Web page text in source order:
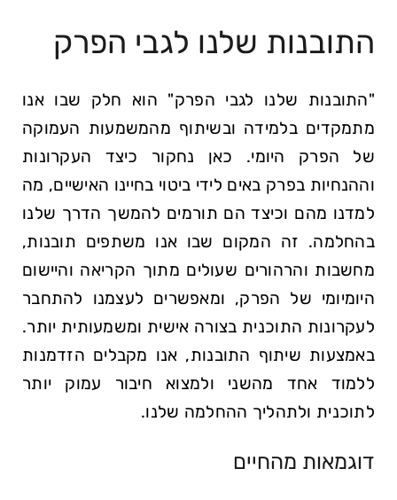
התובנות שלנו לגבי הפרק
"התובנות שלנו לגבי הפרק" הוא חלק שבו אנו
מתמקדים בלמידה ובשיתוף מהמשמעות העמוקה
של הפרק היומי. כאן נחקור כיצד העקרונות
וההנחיות בפרק באים לידי ביטוי בחיינו האישיים, מה
למדנו מהם וכיצד הם תורמים להמשך הדרך שלנו
בהחלמה. זה המקום שבו אנו משתפים תובנות,
מחשבות והרהורים שעולים מתוך הקריאה והיישום
היומיומי של הפרק, ומאפשרים לעצמנו להתחבר
לעקרונות התוכנית בצורה אישית ומשמעותית יותר.
באמצעות שיתוף התובנות, אנו מקבלים הזדמנות
ללמוד אחד מהשני ולמצוא חיבור עמוק יותר
לתוכנית ולתהליך ההחלמה שלנו.
דוגמאות מהחיים